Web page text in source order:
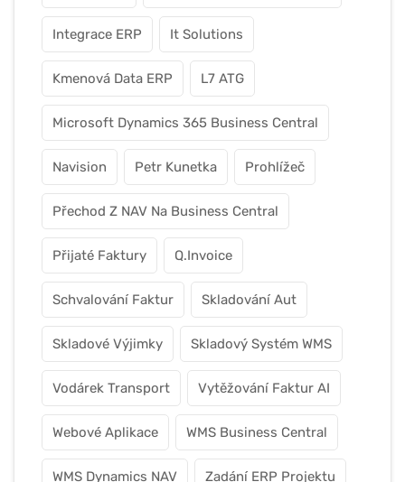
Integrace ERP It Solutions
Kmenová Data ERP L7 ATG
Microsoft Dynamics 365 Business Central
Navision Petr Kunetka Prohlížeč
Přechod Z NAV Na Business Central
Přijaté Faktury Q.Invoice
Schvalování Faktur Skladování Aut
Skladové Výjimky Skladový Systém WMS
Vodárek Transport Vytěžování Faktur AI
Webové Aplikace WMS Business Central
WMS Dynamics NAV Zadání ERP Projektu